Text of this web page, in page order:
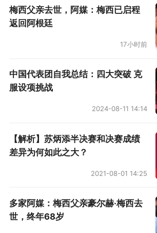
梅西父亲去世，阿媒：梅西已启程
返回阿根廷
17小时前
中国代表团自我总结：四大突破 克
服设项挑战
2024-08-11 14:14
【解析】苏炳添半决赛和决赛成绩
差异为何如此之大？
2021-08-01 14:25
多家阿媒：梅西父亲豪尔赫·梅西去
世，终年68岁